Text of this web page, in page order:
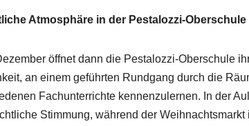
Atmosphäre in der Pestalozzi-Oberschule
öffnet dann die Pestalozzi-Oberschule
an einem geführten Rundgang durch die
Fachunterrichte kennenzulernen. In der
Stimmung, während der